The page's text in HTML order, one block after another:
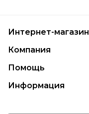
Интернет-магазин
Компания
Помощь
Информация